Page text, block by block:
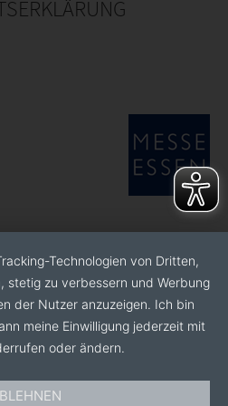
Technologien von Dritten,
stetig zu verbessern und Werbung
der Nutzer anzuzeigen. Ich bin
meine Einwilligung jederzeit mit
oder ändern.